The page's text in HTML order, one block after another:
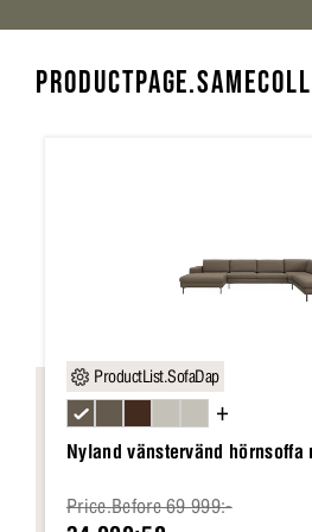
ProductList.SofaDap
Nyland vänstervänd hörnsoffa
Price.Before 69 999:-
+